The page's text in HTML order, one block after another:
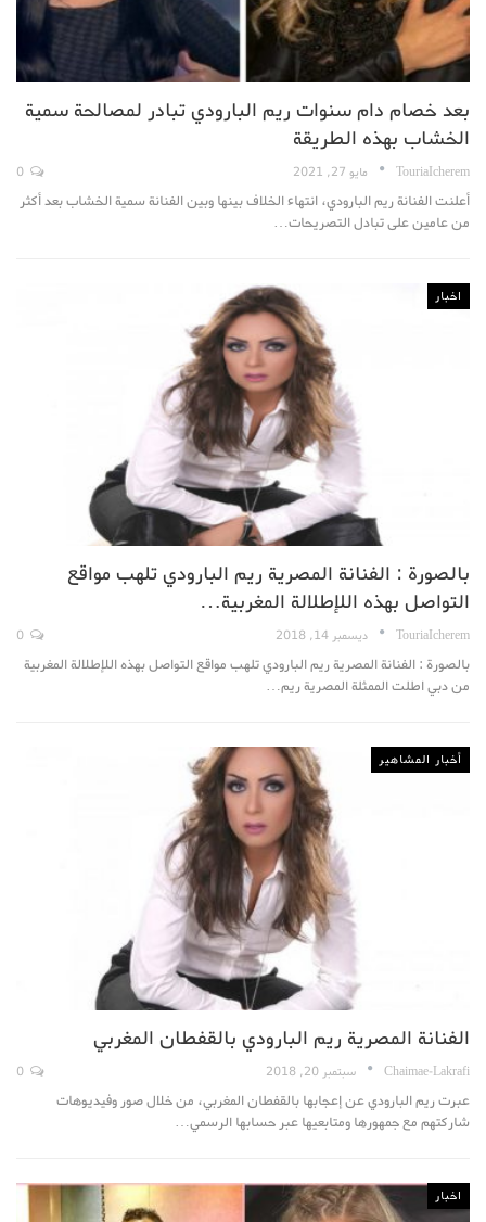
بعد خصام دام سنوات ريم البارودي تبادر لمصالحة سمية
الخشاب بهذه الطريقة
TouriaIcherem مايو 27, 2021
أعلنت الفنانة ريم البارودي، انتهاء الخلاف بينها وبين الفنانة سمية الخشاب بعد أكثر
من عامين على تبادل التصريحات…
اخبار
بالصورة : الفنانة المصرية ريم البارودي تلهب مواقع
التواصل بهذه اللإطلالة المغربية…
TouriaIcherem ديسمبر 14, 2018
بالصورة : الفنانة المصرية ريم البارودي تلهب مواقع التواصل بهذه اللإطلالة المغربية
من دبي اطلت الممثلة المصرية ريم…
أخبار المشاهير
الفنانة المصرية ريم البارودي بالقفطان المغربي
Chaimae-Lakrafi سبتمبر 20, 2018
عبرت ريم البارودي عن إعجابها بالقفطان المغربي، من خلال صور وفيديوهات
شاركتهم مع جمهورها ومتابعيها عبر حسابها الرسمي…
اخبار